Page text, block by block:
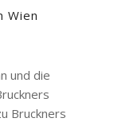
Wien
und die
Bruckners